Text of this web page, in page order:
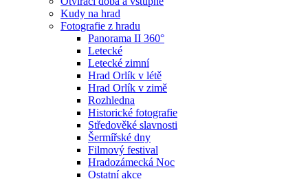
Kudy na hrad
Fotografie z hradu
Panorama II 360°
Letecké
Letecké zimní
Hrad Orlík v létě
Hrad Orlík v zimě
Rozhledna
Historické fotografie
Středověké slavnosti
Šermířské dny
Filmový festival
Hradozámecká Noc
Ostatní akce